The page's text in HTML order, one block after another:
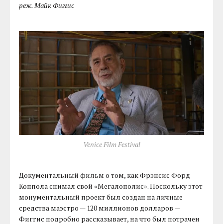
реж. Майк Фиггис
Venice Film Festival
Документальный фильм о том, как Фрэнсис Форд
Коппола снимал свой «Мегалополис». Поскольку этот
монументальный проект был создан на личные
средства маэстро — 120 миллионов долларов —
Фиггис подробно рассказывает, на что был потрачен